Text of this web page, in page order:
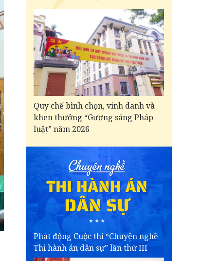
Quy chế bình chọn, vinh danh và
khen thưởng “Gương sáng Pháp
luật” năm 2026
Phát động Cuộc thi “Chuyện nghề
Thi hành án dân sự” lần thứ III